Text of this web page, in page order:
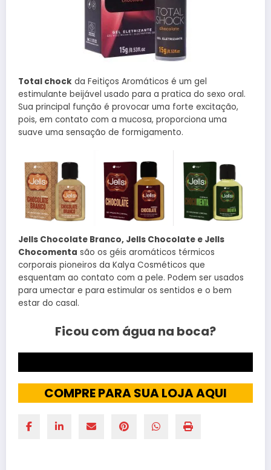
Total chock da Feitiços Aromáticos é um gel
estimulante beijável usado para a pratica do sexo oral.
Sua principal função é provocar uma forte excitação,
pois, em contato com a mucosa, proporciona uma
suave uma sensação de formigamento.
Jells Chocolate Branco, Jells Chocolate e Jells
Chocomenta são os géis aromáticos térmicos
corporais pioneiros da Kalya Cosméticos que
esquentam ao contato com a pele. Podem ser usados
para umectar e para estimular os sentidos e o bem
estar do casal.
Ficou com água na boca?
COMPRE PARA SUA LOJA AQUI